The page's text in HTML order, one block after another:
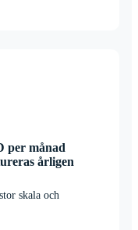
per månad
årligen
skala och